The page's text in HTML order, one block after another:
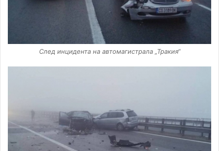
След инцидента на автомагистрала „Тракия“